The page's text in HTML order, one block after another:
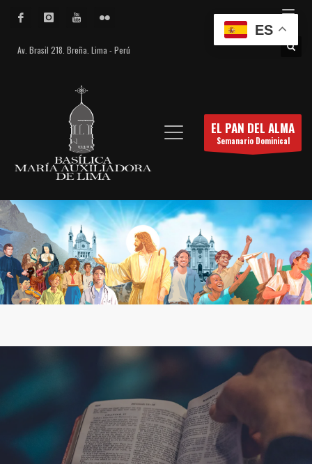
Av. Brasil 218. Breña. Lima - Perú
EL PAN DEL ALMA
Semanario Dominical
ES